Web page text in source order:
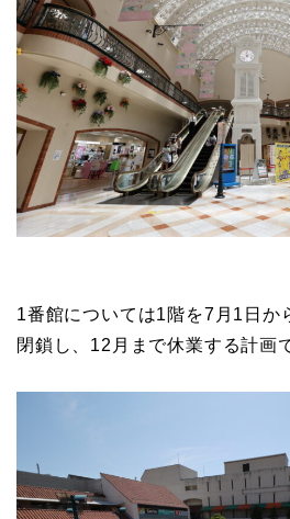
1番館については1階を7月1日か
閉鎖し、12月まで休業する計画